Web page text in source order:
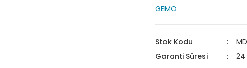
GEMO
Stok Kodu
Garanti Süresi
24